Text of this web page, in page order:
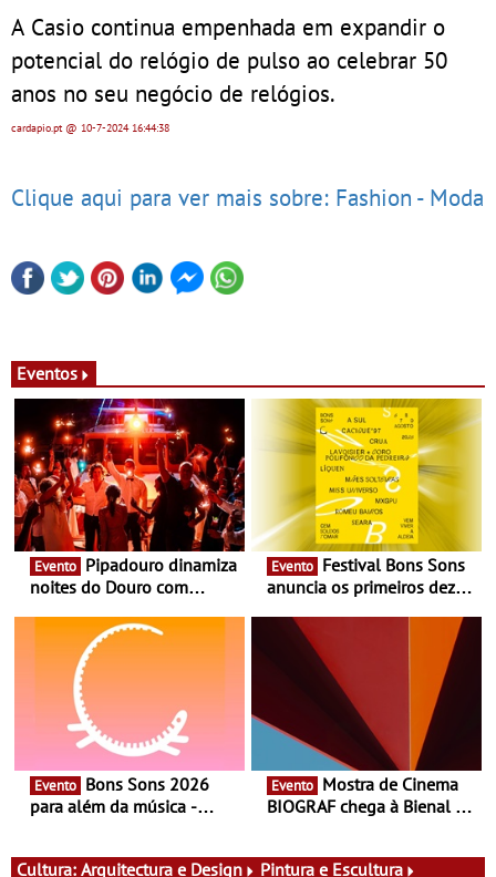
A Casio continua empenhada em expandir o
potencial do relógio de pulso ao celebrar 50
anos no seu negócio de relógios.
cardapio.pt@ 10-7-202416:44:38
Clique aqui para ver mais sobre: Fashion - Moda
Eventos
Evento
noites do Douro com
vinho, gastronomia e
música
Evento
anuncia os primeiros dez
Evento
para além da música -
atividades para toda a
Evento
BIOGRAF chega à Bienal de
fílmico e práticas artísticas
Cultura: Arquitectura e Design Pintura e Escultura